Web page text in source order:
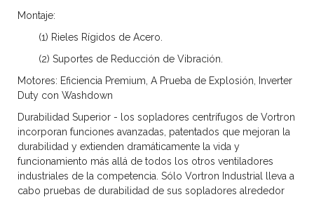
Montaje:
(1) Rieles Rígidos de Acero.
(2) Suportes de Reducción de Vibración.
Motores: Eficiencia Premium, A Prueba de Explosión, Inverter
Duty con Washdown
Durabilidad Superior - los sopladores centrífugos de Vortron
incorporan funciones avanzadas, patentados que mejoran la
durabilidad y extienden dramáticamente la vida y
funcionamiento más allá de todos los otros ventiladores
industriales de la competencia. Sólo Vortron Industrial lleva a
cabo pruebas de durabilidad de sus sopladores alrededor